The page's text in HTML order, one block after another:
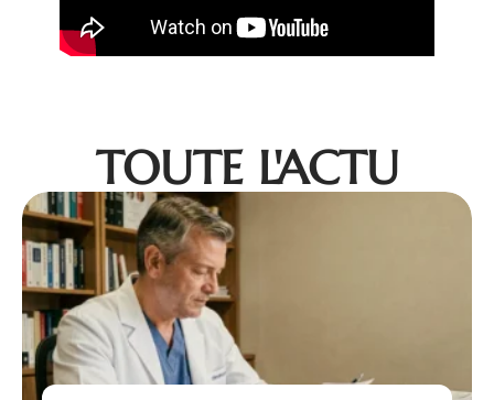
TOUTE L'ACTU